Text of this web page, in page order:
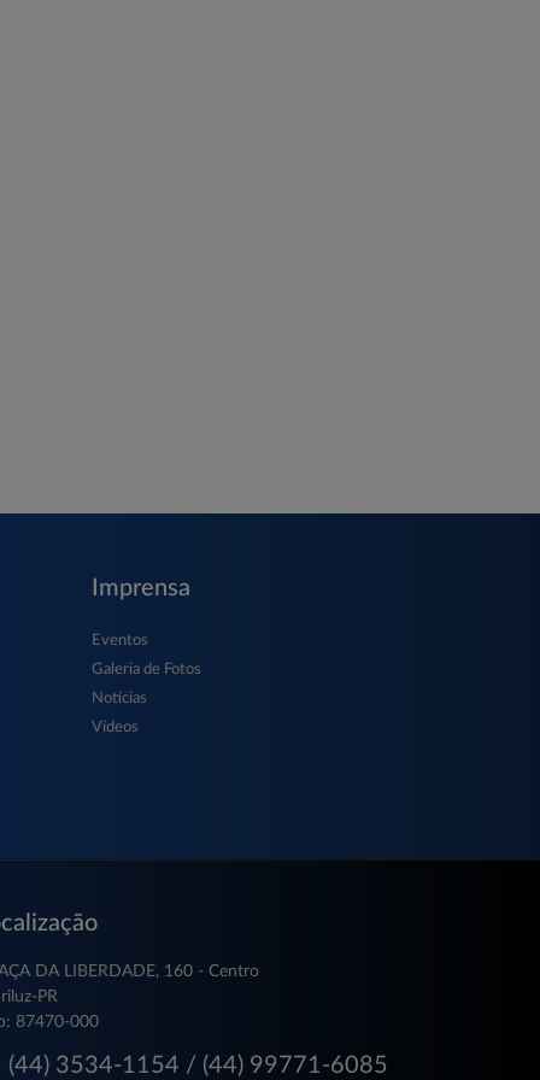
Imprensa
Eventos
Galeria de Fotos
Notícias
Vídeos
DA LIBERDADE, 160 - Centro
PR
87470-000
3534-1154 / (44) 99771-6085